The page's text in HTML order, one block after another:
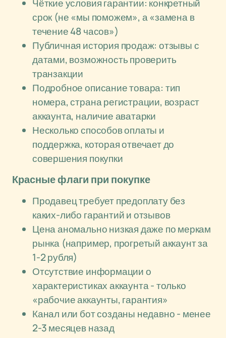
Чёткие условия гарантии: конкретный
срок (не «мы поможем», а «замена в
течение 48 часов»)
Публичная история продаж: отзывы с
датами, возможность проверить
транзакции
Подробное описание товара: тип
номера, страна регистрации, возраст
аккаунта, наличие аватарки
Несколько способов оплаты и
поддержка, которая отвечает до
совершения покупки
Красные флаги при покупке
Продавец требует предоплату без
каких-либо гарантий и отзывов
Цена аномально низкая даже по меркам
рынка (например, прогретый аккаунт за
1-2 рубля)
Отсутствие информации о
характеристиках аккаунта - только
«рабочие аккаунты, гарантия»
Канал или бот созданы недавно - менее
2-3 месяцев назад